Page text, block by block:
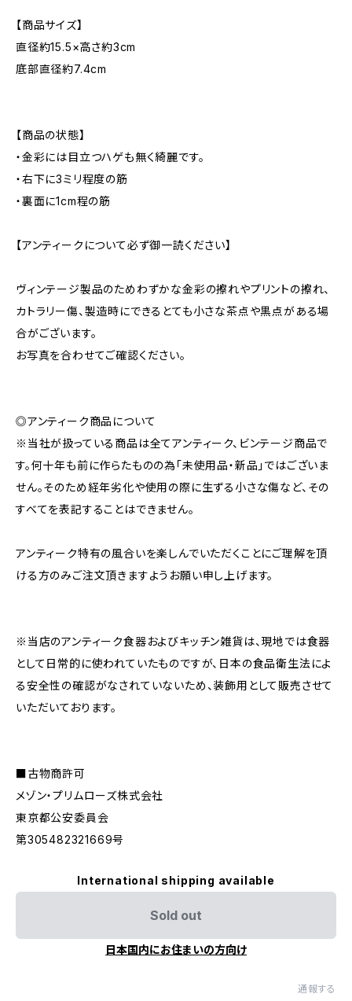
【商品サイズ】
直径約15.5×高さ約3cm
底部直径約7.4cm
【商品の状態】
・金彩には目立つハゲも無く綺麗です。
・右下に3ミリ程度の筋
・裏面に1cm程の筋
【アンティークについて必ず御一読ください】
ヴィンテージ製品のためわずかな金彩の擦れやプリントの擦れ、
カトラリー傷、製造時にできるとても小さな茶点や黒点がある場
合がございます。
お写真を合わせてご確認ください。
◎アンティーク商品について
※当社が扱っている商品は全てアンティーク、ビンテージ商品で
す。何十年も前に作らたものの為「未使用品・新品」ではございま
せん。そのため経年劣化や使用の際に生ずる小さな傷など、その
すべてを表記することはできません。
アンティーク特有の風合いを楽しんでいただくことにご理解を頂
ける方のみご注文頂きますようお願い申し上げます。
※当店のアンティーク食器およびキッチン雑貨は、現地では食器
として日常的に使われていたものですが、日本の食品衛生法によ
る安全性の確認がなされていないため、装飾用として販売させて
いただいております。
■古物商許可
メゾン・プリムローズ株式会社
東京都公安委員会
第305482321669号
International shipping available
Sold out
日本国内にお住まいの方向け
通報する